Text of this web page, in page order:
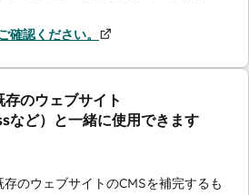
認ください。
のウェブサイト
など）と一緒に使用できます
のウェブサイトのCMSを補完するも